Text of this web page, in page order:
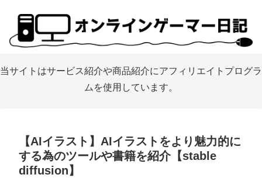
当サイトはサービス紹介や商品紹介にアフィリエイトプログラ
ムを使用しています。
【AIイラスト】AIイラストをより魅力的に
する為のツールや書籍を紹介【stable
diffusion】